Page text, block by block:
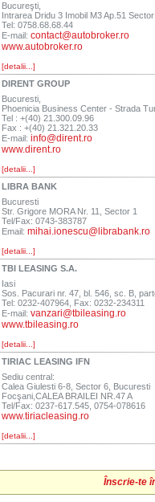
Bucureşti,
Intrarea Dridu 3 Imobil M3 Ap.51 Sector
Tel: 0758.68.68.44
E-mail: contact@autobroker.ro
www.autobroker.ro
[detalii...]
DIRENT GROUP
Bucuresti,
Phoenicia Business Center - Strada
Tel : +(40) 21.300.09.96
Fax : +(40) 21.321.20.33
E-mail: info@dirent.ro
www.dirent.ro
[detalii...]
LIBRA BANK
Bucuresti
Str. Grigore MORA Nr. 11, Sector 1
Tel/Fax: 0743-383787
Email: mihai.ionescu@librabank.ro
[detalii...]
TBI LEASING S.A.
Iasi
Sos. Pacurari nr. 47, bl. 546, sc. B,
Tel: 0232-407964, Fax: 0232-234311
E-mail: vanzari@tbileasing.ro
www.tbileasing.ro
[detalii...]
TIRIAC LEASING IFN
Sediu central:
Calea Giulesti 6-8, Sector 6, Bucuresti
Focşani,CALEA BRAILEI NR.47 A
Tel/Fax: 0237-617.545, 0754-078616
www.tiriacleasing.ro
[detalii...]
Înscrie-te